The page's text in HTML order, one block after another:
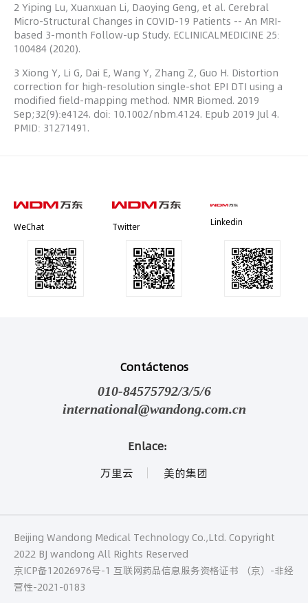
2 Yiping Lu, Xuanxuan Li, Daoying Geng, et al. Cerebral
Micro-Structural Changes in COVID-19 Patients -- An MRI-
based 3-month Follow-up Study. ECLINICALMEDICINE 25:
100484 (2020).
3 Xiong Y, Li G, Dai E, Wang Y, Zhang Z, Guo H. Distortion
correction for high-resolution single-shot EPI DTI using a
modified field-mapping method. NMR Biomed. 2019
Sep;32(9):e4124. doi: 10.1002/nbm.4124. Epub 2019 Jul 4.
PMID: 31271491.
WeChat Twitter Linkedin
Contáctenos
010-84575792/3/5/6
international@wandong.com.cn
Enlace:
万里云
美的集团
Beijing Wandong Medical Technology Co.,Ltd. Copyright
2022 BJ wandong All Rights Reserved
京ICP备12026976号-1 互联网药品信息服务资格证书 （京）-非经
营性-2021-0183